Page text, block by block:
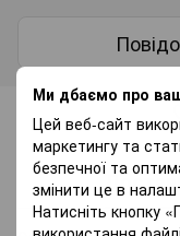
Ми дбаємо про
Цей веб-сайт
маркетингу та
безпечної та
змінити це в
Натисніть кнопку